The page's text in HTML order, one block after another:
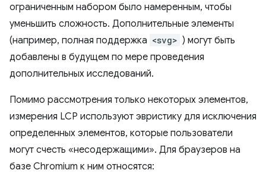
ограниченным набором было намеренным, чтобы
уменьшить сложность. Дополнительные элементы
(например, полная поддержка <svg> ) могут быть
добавлены в будущем по мере проведения
дополнительных исследований.
Помимо рассмотрения только некоторых элементов,
измерения LCP используют эвристику для исключения
определенных элементов, которые пользователи
могут счесть «несодержащими». Для браузеров на
базе Chromium к ним относятся: